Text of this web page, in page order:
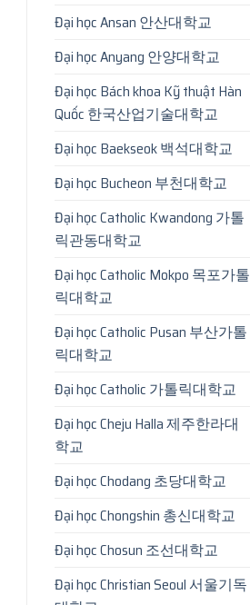
Đại học Ansan 안산대학교
Đại học Anyang 안양대학교
Đại học Bách khoa Kỹ thuật Hàn
Quốc 한국산업기술대학교
Đại học Baekseok 백석대학교
Đại học Bucheon 부천대학교
Đại học Catholic Kwandong 가톨
릭관동대학교
Đại học Catholic Mokpo 목포가톨
릭대학교
Đại học Catholic Pusan 부산가톨
릭대학교
Đại học Catholic 가톨릭대학교
Đại học Cheju Halla 제주한라대
학교
Đại học Chodang 초당대학교
Đại học Chongshin 총신대학교
Đại học Chosun 조선대학교
Đại học Christian Seoul 서울기독